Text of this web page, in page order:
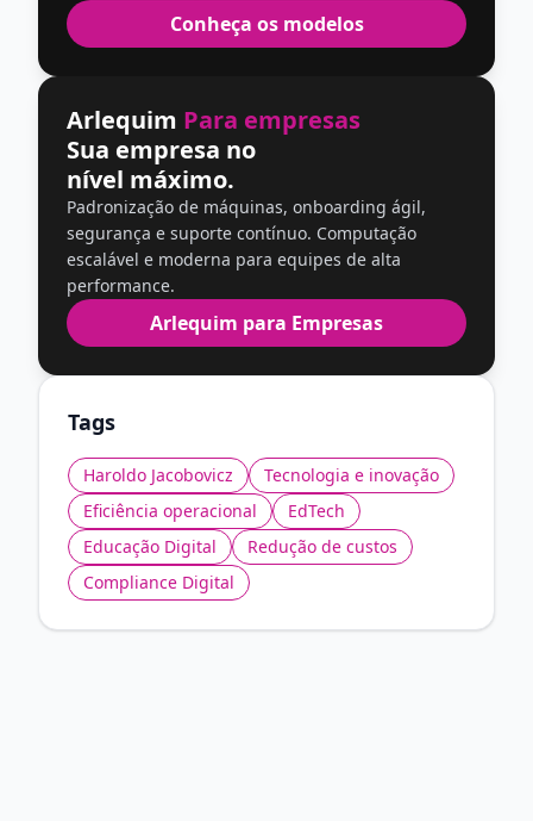
Conheça os modelos
Arlequim Para empresas
Sua empresa no
nível máximo.
Padronização de máquinas, onboarding ágil,
segurança e suporte contínuo. Computação
escalável e moderna para equipes de alta
performance.
Arlequim para Empresas
Tags
Haroldo Jacobovicz
Tecnologia e inovação
Eficiência operacional
EdTech
Educação Digital
Redução de custos
Compliance Digital